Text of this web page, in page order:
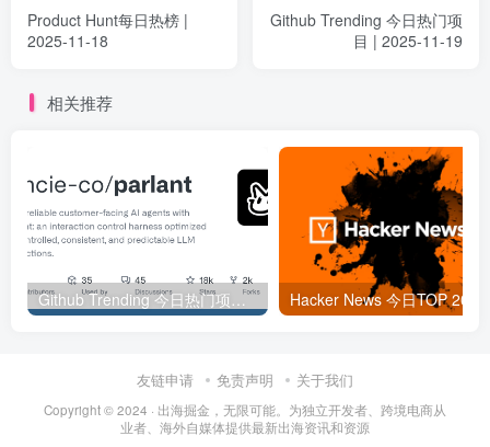
Product Hunt每日热榜 |
2025-11-18
Github Trending 今日热门项
目 | 2025-11-19
相关推荐
Github Trending 今日热门项目 | 2025-09-06
友链申请 免责声明 关于我们
Copyright © 2024 · 出海掘金，无限可能。为独立开发者、跨境电商从
业者、海外自媒体提供最新出海资讯和资源